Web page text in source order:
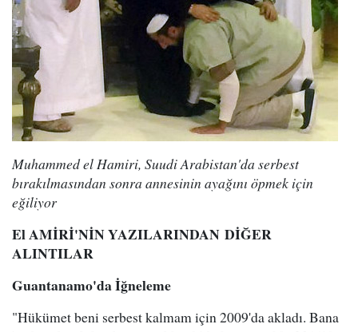
Muhammed el Hamiri, Suudi Arabistan'da serbest
bırakılmasından sonra annesinin ayağını öpmek için
eğiliyor
El AMİRİ'NİN YAZILARINDAN DİĞER
ALINTILAR
Guantanamo'da İğneleme
"Hükümet beni serbest kalmam için 2009'da akladı. Bana